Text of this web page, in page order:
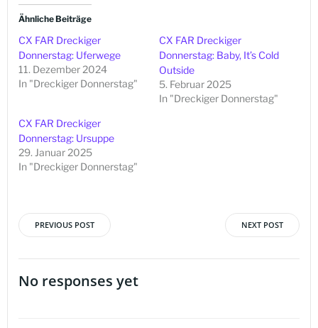
Ähnliche Beiträge
CX FAR Dreckiger
Donnerstag: Uferwege
11. Dezember 2024
In "Dreckiger Donnerstag"
CX FAR Dreckiger
Donnerstag: Baby, It’s Cold
Outside
5. Februar 2025
In "Dreckiger Donnerstag"
CX FAR Dreckiger
Donnerstag: Ursuppe
29. Januar 2025
In "Dreckiger Donnerstag"
Beitragsnavigation
PREVIOUS POST NEXT POST
No responses yet